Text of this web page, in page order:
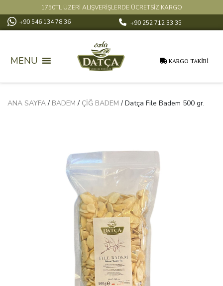
1750TL ÜZERİ ALIŞVERİŞLERDE ÜCRETSİZ KARGO
+90 546 134 78 36
+90 252 712 33 35
MENU KARGO TAKİBİ
ANA SAYFA/ BADEM / ÇIĞ BADEM / Datça File Badem 500 gr.